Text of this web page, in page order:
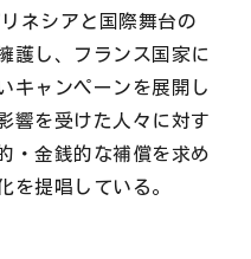
ネシアと国際舞台の
護し、フランス国家に
キャンペーンを展開し
響を受けた人々に対す
・金銭的な補償を求め
を提唱している。